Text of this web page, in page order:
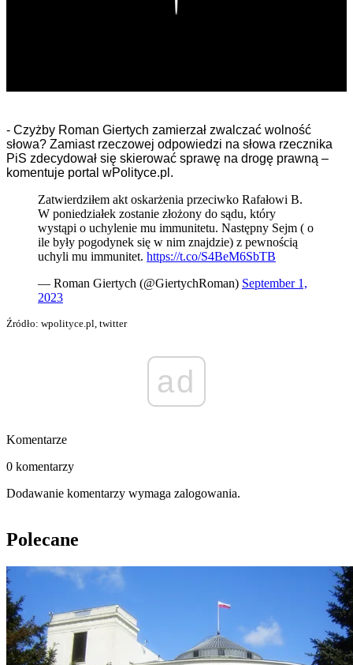
- Czyżby Roman Giertych zamierzał zwalczać wolność
słowa? Zamiast rzeczowej odpowiedzi na słowa rzecznika
PiS zdecydował się skierować sprawę na drogę prawną –
komentuje portal wPolityce.pl.
Zatwierdziłem akt oskarżenia przeciwko Rafałowi B.
W poniedziałek zostanie złożony do sądu, który
wystąpi o uchylenie mu immunitetu. Następny Sejm ( o
ile były pogodynek się w nim znajdzie) z pewnością
uchyli mu immunitet. https://t.co/S4BeM6SbTB
— Roman Giertych (@GiertychRoman) September 1,
2023
Źródło: wpolityce.pl, twitter
ad
Komentarze
0 komentarzy
Dodawanie komentarzy wymaga zalogowania.
Polecane